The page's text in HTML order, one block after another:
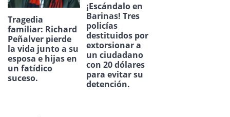
Tragedia
familiar: Richard
Peñalver pierde
la vida junto a su
esposa e hijas en
un fatídico
suceso.
¡Escándalo en
Barinas! Tres
policías
destituidos por
extorsionar a
un ciudadano
con 20 dólares
para evitar su
detención.